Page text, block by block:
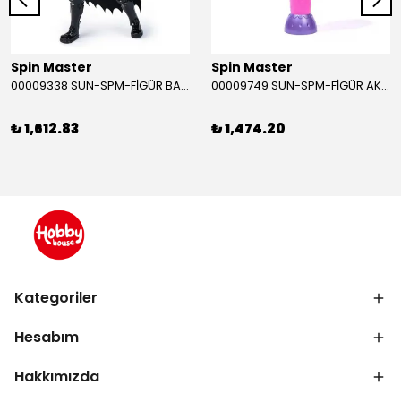
Spin Master
00009338 SUN-SPM-FİGÜR BATMAN NİNJA STRIKE 30 CM. EXC.
₺ 1,612.83
Spin Master
00009749 SUN-SPM-FİGÜR AKS. DORA MİKROFON YAĞMUR ORMANI RİTMİ (DORA) SESLİ
₺ 1,474.20
Kategoriler
Hesabım
Hakkımızda